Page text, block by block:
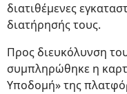
διατιθέμενες
διατήρησής τους.
Προς διευκόλυνση
συμπληρώθηκε η
Υποδομή» της